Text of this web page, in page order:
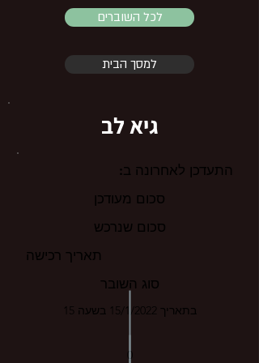
לכל השוברים
למסך הבית
גיא לב
התעדכן לאחרונה ב:
סכום מעודכן
סכום שנרכש
תאריך רכישה
סוג השובר
בתאריך 15/1/2022 בשעה 15
0